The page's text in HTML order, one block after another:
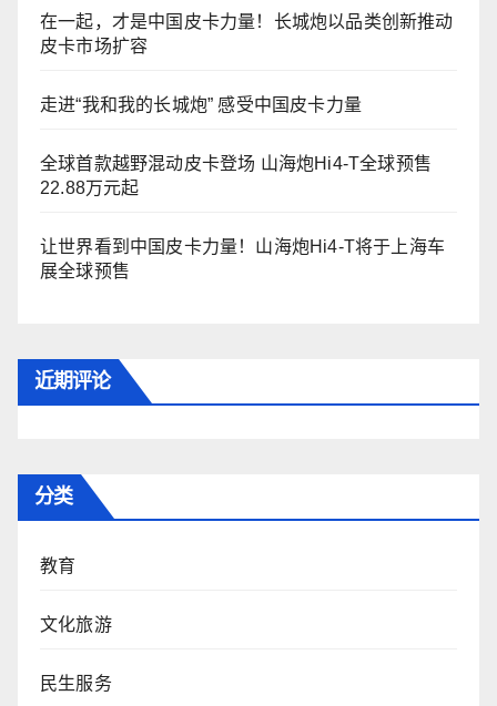
在一起，才是中国皮卡力量！长城炮以品类创新推动
皮卡市场扩容
走进“我和我的长城炮” 感受中国皮卡力量
全球首款越野混动皮卡登场 山海炮Hi4-T全球预售
22.88万元起
让世界看到中国皮卡力量！山海炮Hi4-T将于上海车
展全球预售
近期评论
分类
教育
文化旅游
民生服务